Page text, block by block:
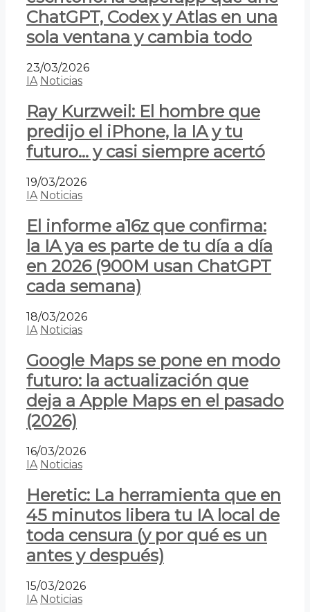
ChatGPT, Codex y Atlas en una
sola ventana y cambia todo
23/03/2026
IA Noticias
Ray Kurzweil: El hombre que
predijo el iPhone, la IA y tu
futuro… y casi siempre acertó
19/03/2026
IA Noticias
El informe a16z que confirma:
la IA ya es parte de tu día a día
en 2026 (900M usan ChatGPT
cada semana)
18/03/2026
IA Noticias
Google Maps se pone en modo
futuro: la actualización que
deja a Apple Maps en el pasado
(2026)
16/03/2026
IA Noticias
Heretic: La herramienta que en
45 minutos libera tu IA local de
toda censura (y por qué es un
antes y después)
15/03/2026
IA Noticias